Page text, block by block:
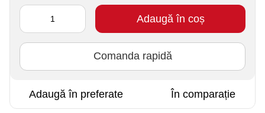
Adaugă în coș
Comanda rapidă
Adaugă în preferate În comparație